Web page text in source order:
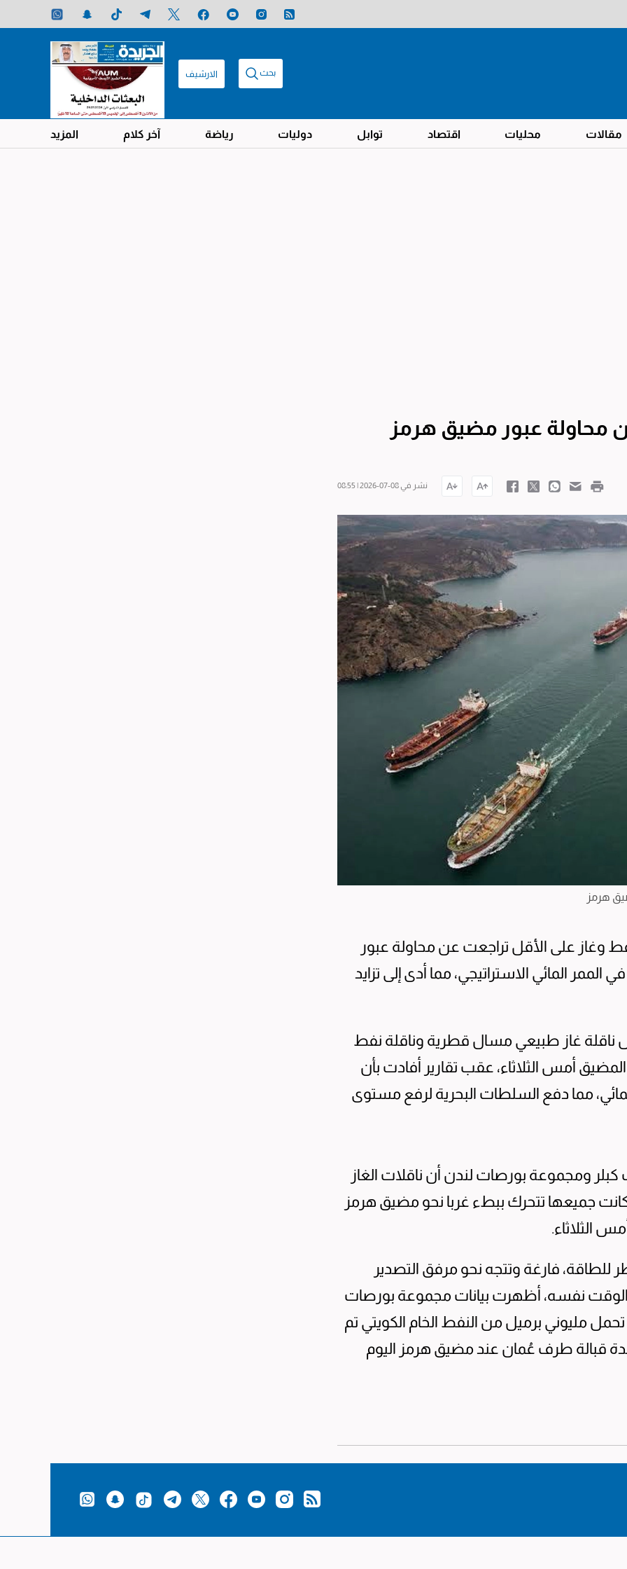
بحث الارشيف
مقالات محليات اقتصاد توابل دوليات رياضة آخر كلام المزيد
محاولة عبور مضيق هرمز
نشر في 08-07-2026 | 08:55
هرمز
وغاز على الأقل تراجعت عن ⁠محاولة عبور
المائي الاستراتيجي، مما أدى إلى تزايد
​ناقلة غاز طبيعي مسال قطرية ‌وناقلة نفط
أمس الثلاثاء، عقب تقارير أفادت بأن
مما دفع السلطات البحرية لرفع مستوى
ومجموعة بورصات لندن أن ناقلات الغاز
جميعها تتحرك ببطء غربا نحو مضيق هرمز
الثلاثاء.
⁠للطاقة، ‌فارغة وتتجه نحو مرفق التصدير
⁠نفسه، ​أظهرت بيانات مجموعة بورصات
تحمل مليوني برميل من النفط الخام الكويتي تم
قبالة ​طرف عُمان عند مضيق هرمز اليوم